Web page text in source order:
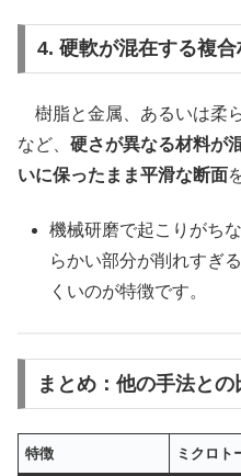
4. 硬軟が混在する複
樹脂と金属、あるいは柔
など、 硬さが異なる材料が
いに保ったまま平滑な断面
機械研磨で起こりがち
らかい部分が削れすぎ
くいのが特徴です。
まとめ：他の手法との
特徴 ミクロト